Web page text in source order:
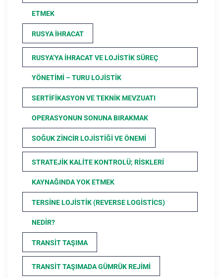
ETMEK
RUSYA İHRACAT
RUSYA’YA İHRACAT VE LOJISTIK SÜREÇ
YÖNETIMI – TURU LOJISTIK
SERTIFIKASYON VE TEKNIK MEVZUATI
OPERASYONUN SONUNA BIRAKMAK
SOĞUK ZINCIR LOJISTIĞI VE ÖNEMI
STRATEJIK KALITE KONTROLÜ; RISKLERI
KAYNAĞINDA YOK ETMEK
TERSINE LOJISTIK (REVERSE LOGISTICS)
NEDIR?
TRANSIT TAŞIMA
TRANSIT TAŞIMADA GÜMRÜK REJIMI